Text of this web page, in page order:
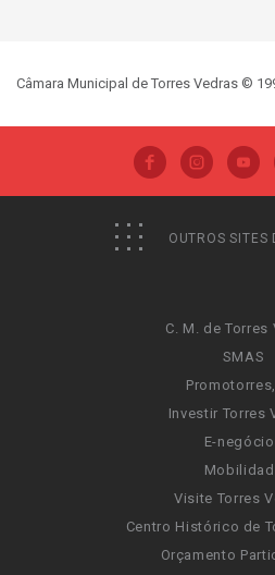
Câmara Municipal de Torres Vedras ©
OUTROS SITES
C. M. de Torres
SMAS
Investir Torres
E-
Visite Torres
Centro Histórico de
Orçamento